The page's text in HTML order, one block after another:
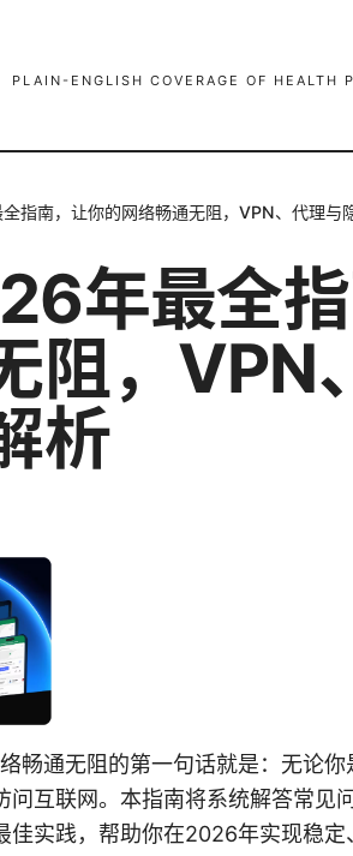
PLAIN-ENGLISH COVERAGE OF HEALTH
指南，让你的网络畅通无阻，VPN、代理与
年最全
阻，VPN
析
畅通无阻的第一句话就是：无论
互联网。本指南将系统解答常见
实践，帮助你在2026年实现稳定